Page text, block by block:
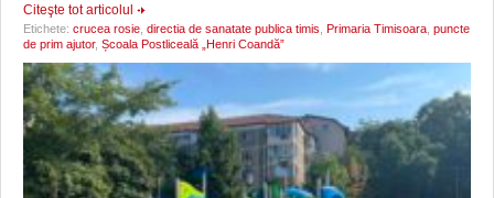
Citeşte tot articolul
Etichete: crucea rosie directia de sanatate publica timis Primaria Timisoara puncte
de prim ajutor, Școala Postliceală „Henri Coandă”